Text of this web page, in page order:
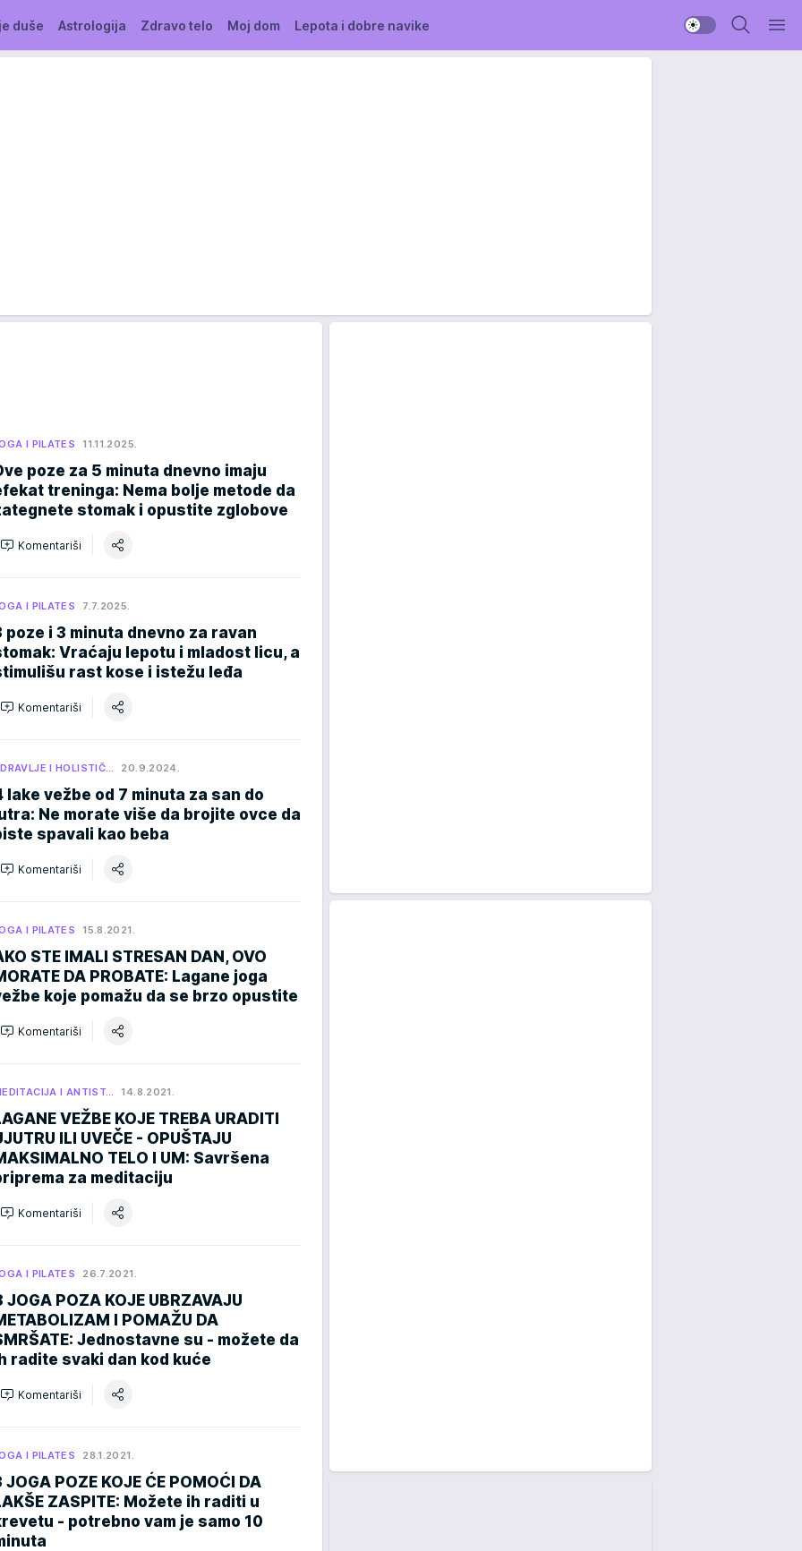
duše Astrologija Zdravo telo Moj dom Lepota i dobre navike
I PILATES 11.11.2025.
poze za 5 minuta dnevno imaju
treninga: Nema bolje metode da
stomak i opustite zglobove
Komentariši
I PILATES 7.7.2025.
poze i 3 minuta dnevno za ravan
Vraćaju lepotu i mladost licu, a
rast kose i istežu leđa
Komentariši
I HOLISTIČ… 20.9.2024.
lake vežbe od 7 minuta za san do
Ne morate više da brojite ovce da
spavali kao beba
Komentariši
I PILATES 15.8.2021.
STE IMALI STRESAN DAN, OVO
DA PROBATE: Lagane joga
koje pomažu da se brzo opustite
Komentariši
I ANTIST… 14.8.2021.
VEŽBE KOJE TREBA URADITI
ILI UVEČE - OPUŠTAJU
TELO I UM: Savršena
za meditaciju
Komentariši
I PILATES 26.7.2021.
JOGA POZA KOJE UBRZAVAJU
I POMAŽU DA
Jednostavne su - možete da
radite svaki dan kod kuće
Komentariši
I PILATES 28.1.2021.
JOGA POZE KOJE ĆE POMOĆI DA
ZASPITE: Možete ih raditi u
- potrebno vam je samo 10